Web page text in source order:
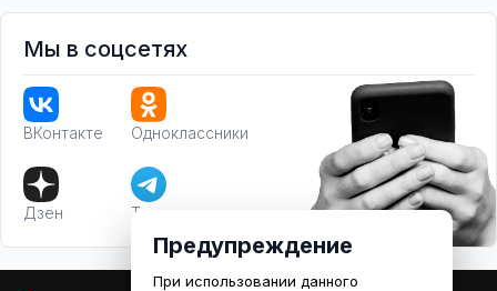
Мы в соцсетях
ВКонтакте Одноклассники
Дзен Телеграм
Предупреждение
При использовании данного